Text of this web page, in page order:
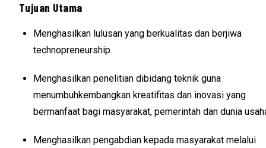
Tujuan Utama
Menghasilkan lulusan yang berkualitas dan berjiwa
technopreneurship.
Menghasilkan penelitian dibidang teknik guna
menumbuhkembangkan kreatifitas dan inovasi yang
bermanfaat bagi masyarakat, pemerintah dan dunia
Menghasilkan pengabdian kepada masyarakat melalui